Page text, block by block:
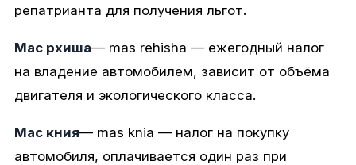
репатрианта для получения льгот.
Мас рхиша— mas rehisha — ежегодный налог
на владение автомобилем, зависит от объёма
двигателя и экологического класса.
Мас кния— mas knia — налог на покупку
автомобиля, оплачивается один раз при